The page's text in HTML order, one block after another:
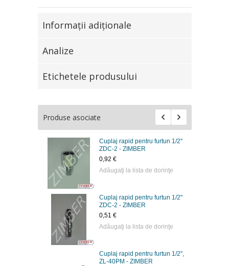
Informaţii adiţionale
Analize
Etichetele produsului
Produse asociate
Cuplaj rapid pentru furtun 1/2"
ZDC-2 - ZIMBER
0,92 €
Adăugaţi la lista de dorinţe
Cuplaj rapid pentru furtun 1/2"
ZDC-2 - ZIMBER
0,51 €
Adăugaţi la lista de dorinţe
Cuplaj rapid pentru furtun 1/2",
ZL-40PM - ZIMBER